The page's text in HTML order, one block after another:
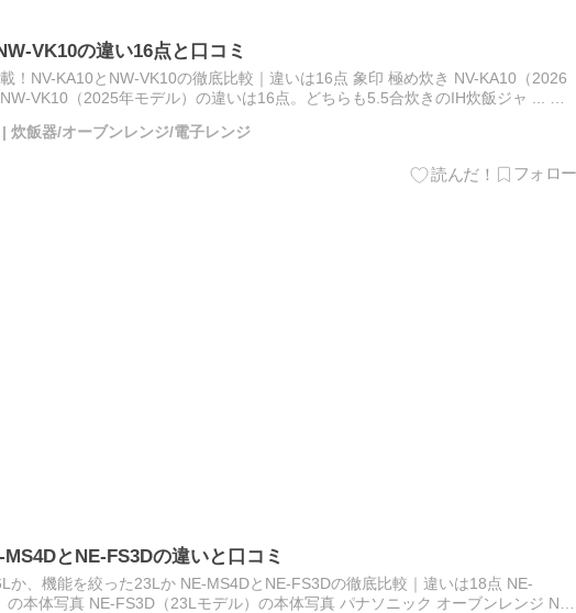
VK10の違い16点と口コミ
！NV-KA10とNW-VK10の徹底比較｜違いは16点 象印 極め炊き NV-KA10（2026
VK10（2025年モデル）の違いは16点。どちらも5.5合炊きのIH炊飯ジャ ... 続
炊飯器/オーブンレンジ/電子レンジ
とNE-FS3Dの違いと口コミ
か、機能を絞った23Lか NE-MS4DとNE-FS3Dの徹底比較｜違いは18点 NE-
の本体写真 NE-FS3D（23Lモデル）の本体写真 パナソニック オーブンレンジ N ...